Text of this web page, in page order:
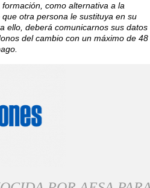
como alternativa a la
otra persona le sustituya en su
ello, deberá comunicarnos sus datos
del cambio con un máximo de 48